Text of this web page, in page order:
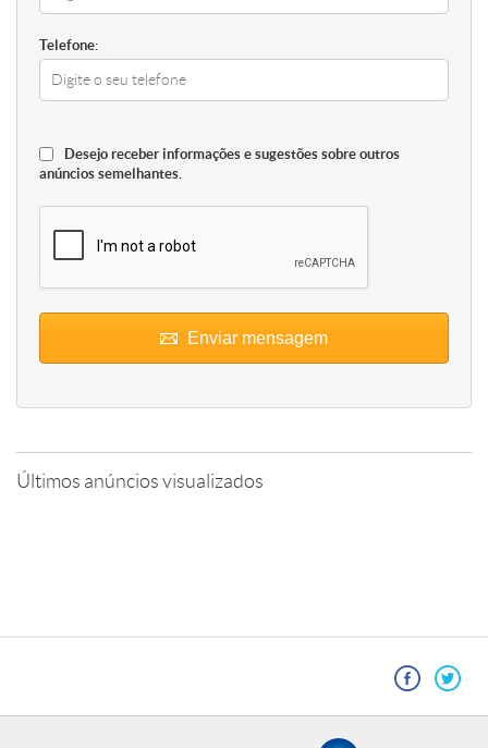
Telefone:
Desejo receber informações e sugestões sobre outros
anúncios semelhantes.
Enviar mensagem
Últimos anúncios visualizados